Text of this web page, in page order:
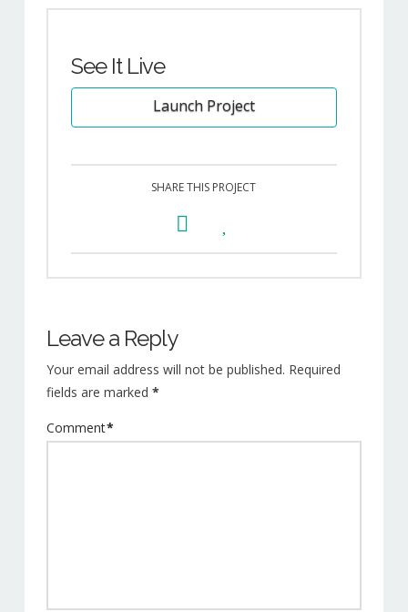
See It Live
Launch Project
SHARE THIS PROJECT
of
Keyhole
Arch06.03.2013
Leave a Reply
Your email address will not be published. Required
fields are marked *
Comment*